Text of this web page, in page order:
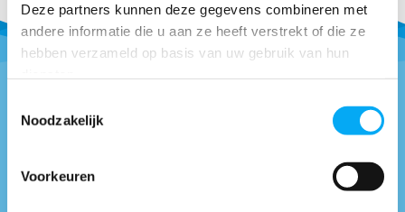
Deze partners kunnen deze gegevens combineren met
andere informatie die u aan ze heeft verstrekt of die ze
hebben verzameld op basis van uw gebruik van hun
Noodzakelijk
Voorkeuren
Vragen of advies nodig?
* Bel naar